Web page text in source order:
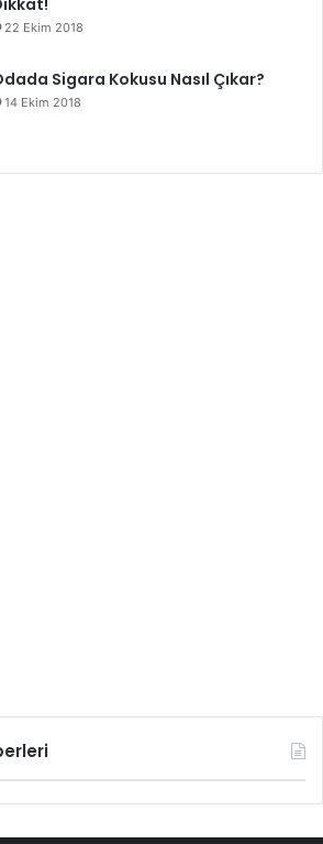
22 Ekim 2018
Sigara Kokusu Nasıl Çıkar?
14 Ekim 2018